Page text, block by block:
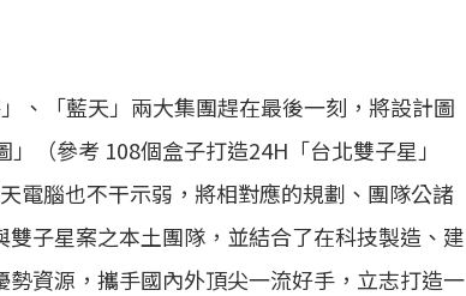
、「藍天」兩大集團趕在最後一刻，將設計圖
（參考 108個盒子打造24H「台北雙子星」
電腦也不干示弱，將相對應的規劃、團隊公諸
子星案之本土團隊，並結合了在科技製造、建
資源，攜手國內外頂尖一流好手，立志打造一